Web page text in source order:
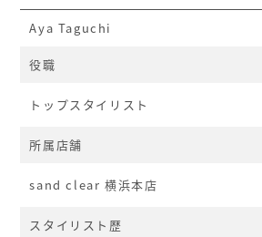
Aya Taguchi
役職
トップスタイリスト
所属店舗
sand clear 横浜本店
スタイリスト歴